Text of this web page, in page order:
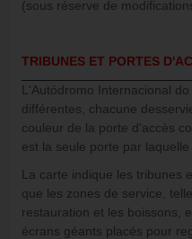
(sous réserve de
TRIBUNES ET PORTES
L'Autódromo Internacional
différentes, chacune
couleur de la porte d'accès
est la seule porte par
La carte indique les tribunes
que les zones de service,
restauration et les boissons,
écrans géants placés pour